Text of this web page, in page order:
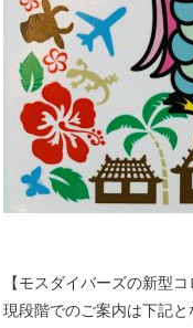
【モスダイバーズの新型
現段階でのご案内は下記と